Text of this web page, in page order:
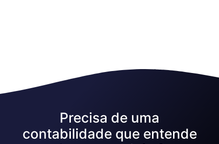
Precisa de uma
contabilidade que entende